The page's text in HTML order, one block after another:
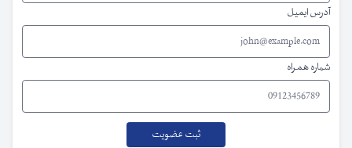
آدرس ایمیل
شماره همراه